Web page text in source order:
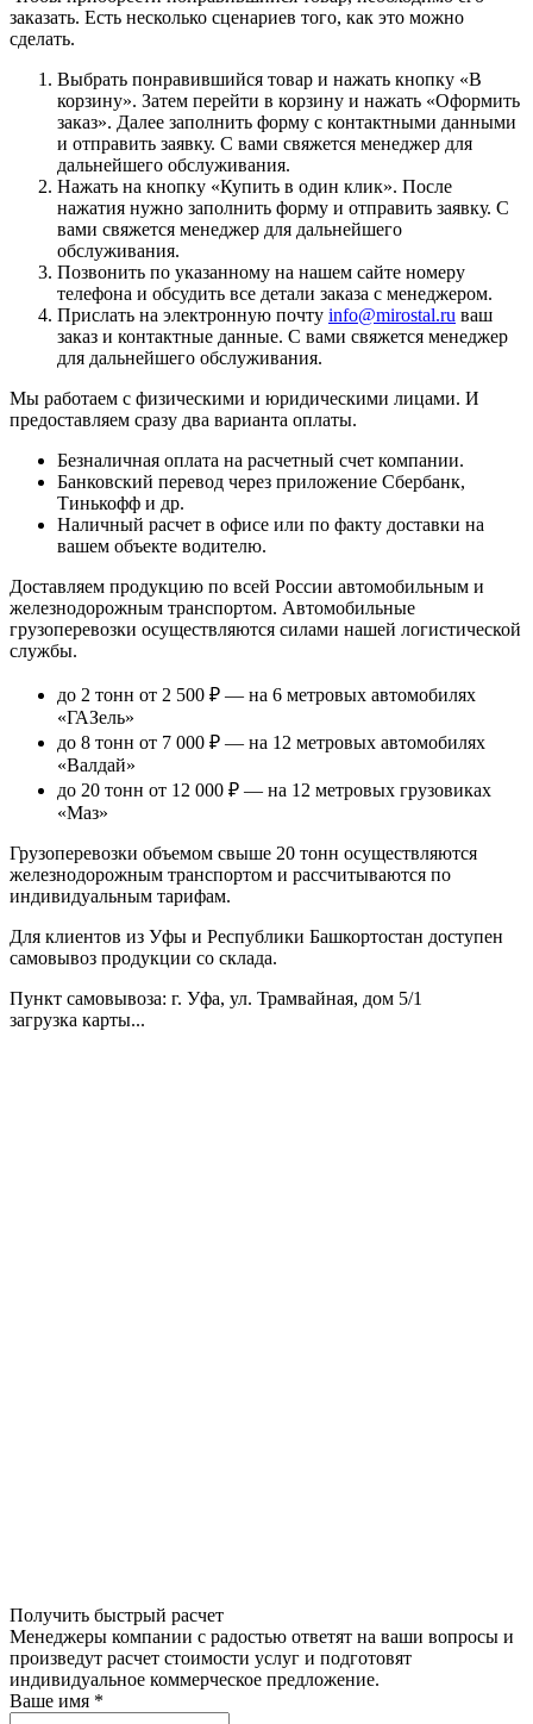
заказать. Есть несколько сценариев того, как это можно
сделать.
Выбрать понравившийся товар и нажать кнопку «В
корзину». Затем перейти в корзину и нажать «Оформить
заказ». Далее заполнить форму с контактными данными
и отправить заявку. С вами свяжется менеджер для
дальнейшего обслуживания.
Нажать на кнопку «Купить в один клик». После
нажатия нужно заполнить форму и отправить заявку. С
вами свяжется менеджер для дальнейшего
обслуживания.
Позвонить по указанному на нашем сайте номеру
телефона и обсудить все детали заказа с менеджером.
Прислать на электронную почту info@mirostal.ru ваш
заказ и контактные данные. С вами свяжется менеджер
для дальнейшего обслуживания.
Мы работаем с физическими и юридическими лицами. И
предоставляем сразу два варианта оплаты.
Безналичная оплата на расчетный счет компании.
Банковский перевод через приложение Сбербанк,
Тинькофф и др.
Наличный расчет в офисе или по факту доставки на
вашем объекте водителю.
Доставляем продукцию по всей России автомобильным и
железнодорожным транспортом. Автомобильные
грузоперевозки осуществляются силами нашей логистической
службы.
до 2 тонн от 2 500 ₽ — на 6 метровых автомобилях
«ГАЗель»
до 8 тонн от 7 000 ₽ — на 12 метровых автомобилях
«Валдай»
до 20 тонн от 12 000 ₽ — на 12 метровых грузовиках
«Маз»
Грузоперевозки объемом свыше 20 тонн осуществляются
железнодорожным транспортом и рассчитываются по
индивидуальным тарифам.
Для клиентов из Уфы и Республики Башкортостан доступен
самовывоз продукции со склада.
Пункт самовывоза: г. Уфа, ул. Трамвайная, дом 5/1
загрузка карты...
Получить быстрый расчет
Менеджеры компании с радостью ответят на ваши вопросы и
произведут расчет стоимости услуг и подготовят
индивидуальное коммерческое предложение.
Ваше имя *